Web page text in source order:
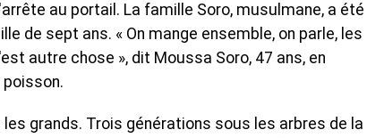
au portail. La famille Soro, musulmane, a été
de sept ans. « On mange ensemble, on parle, les
autre chose », dit Moussa Soro, 47 ans, en
grands. Trois générations sous les arbres de la